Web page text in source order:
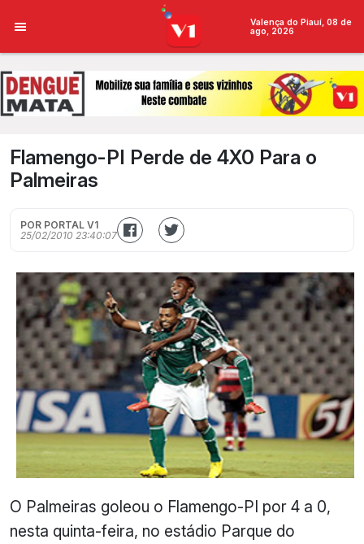
Valença do Piauí, 08 de
ago, 2026
Flamengo-PI Perde de 4X0 Para o
Palmeiras
POR PORTAL V1
25/02/2010 23:40:07
O Palmeiras goleou o Flamengo-PI por 4 a 0,
nesta quinta-feira, no estádio Parque do